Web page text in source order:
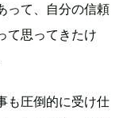
って、自分の信頼
て思ってきたけ
も圧倒的に受け仕